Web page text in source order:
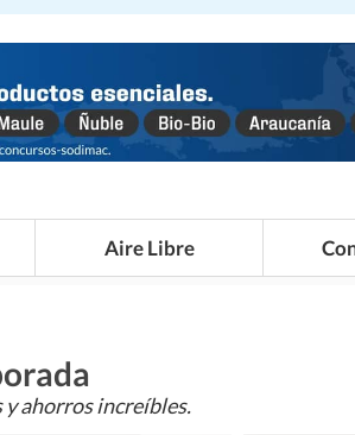
Aire Libre
y ahorros increíbles.